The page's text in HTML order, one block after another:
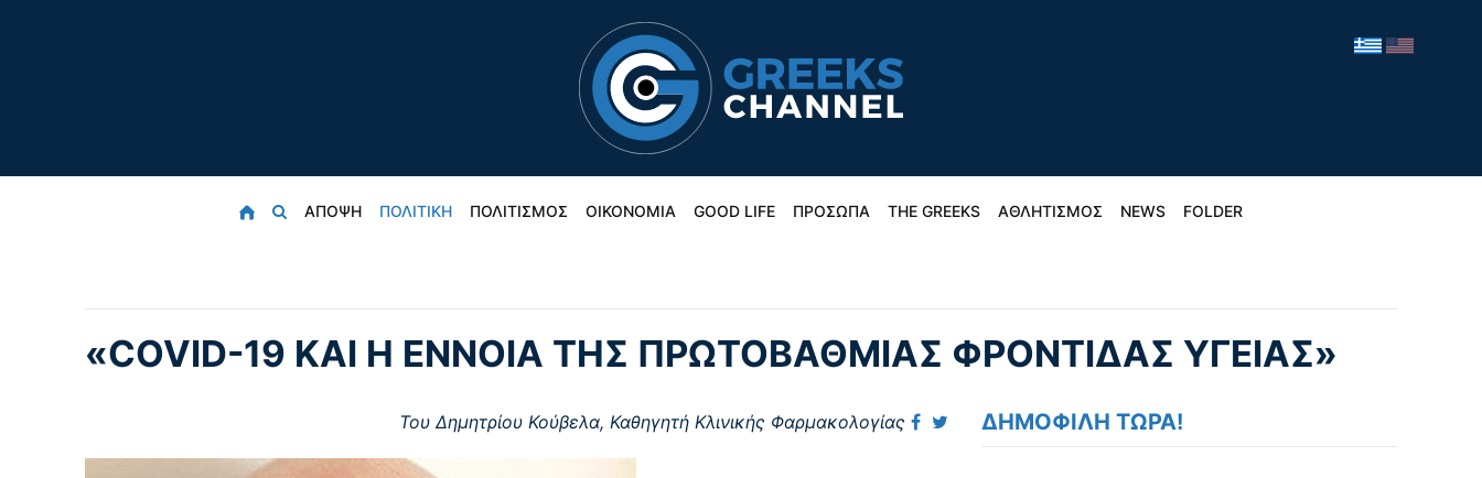
ΑΠΟΨΗ ΠΟΛΙΤΙΚΗ ΠΟΛΙΤΙΣΜΟΣ ΟΙΚΟΝΟΜΙΑ GOOD LIFE ΠΡΟΣΩΠΑ THE GREEKS ΑΘΛΗΤΙΣΜΟΣ NEWS FOLDER
«COVID-19 ΚΑΙ Η ΕΝΝΟΙΑ ΤΗΣ ΠΡΩΤΟΒΑΘΜΙΑΣ ΦΡΟΝΤΙΔΑΣ ΥΓΕΙΑΣ»
Του Δημητρίου Κούβελα, Καθηγητή Κλινικής Φαρμακολογίας ΔΗΜΟΦΙΛΗ ΤΩΡΑ!